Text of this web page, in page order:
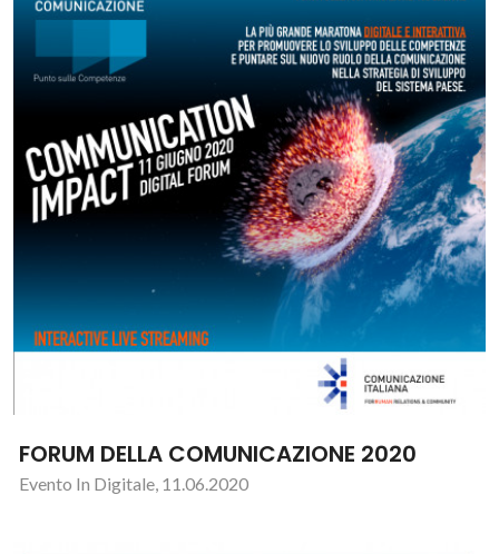
FORUM DELLA COMUNICAZIONE 2020
Evento In Digitale, 11.06.2020